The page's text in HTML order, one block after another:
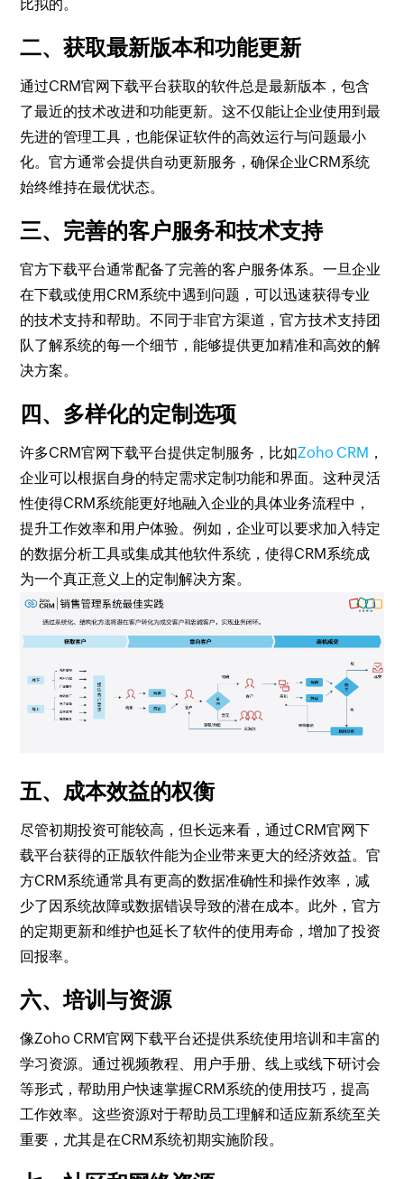
比拟的。
二、获取最新版本和功能更新
通过CRM官网下载平台获取的软件总是最新版本，包含
了最近的技术改进和功能更新。这不仅能让企业使用到最
先进的管理工具，也能保证软件的高效运行与问题最小
化。官方通常会提供自动更新服务，确保企业CRM系统
始终维持在最优状态。
三、完善的客户服务和技术支持
官方下载平台通常配备了完善的客户服务体系。一旦企业
在下载或使用CRM系统中遇到问题，可以迅速获得专业
的技术支持和帮助。不同于非官方渠道，官方技术支持团
队了解系统的每一个细节，能够提供更加精准和高效的解
决方案。
四、多样化的定制选项
许多CRM官网下载平台提供定制服务，比如Zoho CRM ，
企业可以根据自身的特定需求定制功能和界面。这种灵活
性使得CRM系统能更好地融入企业的具体业务流程中，
提升工作效率和用户体验。例如，企业可以要求加入特定
的数据分析工具或集成其他软件系统，使得CRM系统成
为一个真正意义上的定制解决方案。
五、成本效益的权衡
尽管初期投资可能较高，但长远来看，通过CRM官网下
载平台获得的正版软件能为企业带来更大的经济效益。官
方CRM系统通常具有更高的数据准确性和操作效率，减
少了因系统故障或数据错误导致的潜在成本。此外，官方
的定期更新和维护也延长了软件的使用寿命，增加了投资
回报率。
六、培训与资源
像Zoho CRM官网下载平台还提供系统使用培训和丰富的
学习资源。通过视频教程、用户手册、线上或线下研讨会
等形式，帮助用户快速掌握CRM系统的使用技巧，提高
工作效率。这些资源对于帮助员工理解和适应新系统至关
重要，尤其是在CRM系统初期实施阶段。